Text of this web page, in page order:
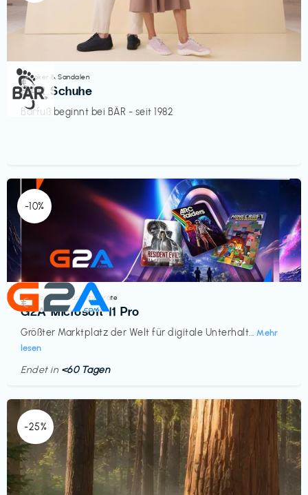
Sneaker & Sandalen
BÄR Schuhe
Barfuß beginnt bei BÄR - seit 1982
€‎
-10%
Elektronik & Haushaltsgeräte
G2A Microsoft 11 Pro
Größter Marktplatz der Welt für digitale Unterhalt... Mehr
lesen
€‎
Endet in <60 Tagen
-25%